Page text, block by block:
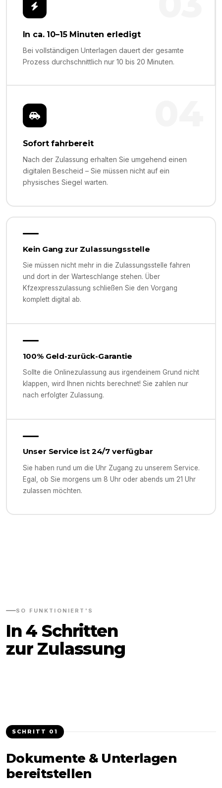
In ca. 10–15 Minuten erledigt
Bei vollständigen Unterlagen dauert der gesamte
Prozess durchschnittlich nur 10 bis 20 Minuten.
Sofort fahrbereit
Nach der Zulassung erhalten Sie umgehend einen
digitalen Bescheid – Sie müssen nicht auf ein
physisches Siegel warten.
Kein Gang zur Zulassungsstelle
Sie müssen nicht mehr in die Zulassungsstelle fahren
und dort in der Warteschlange stehen. Über
Kfzexpresszulassung schließen Sie den Vorgang
komplett digital ab.
100% Geld-zurück-Garantie
Sollte die Onlinezulassung aus irgendeinem Grund nicht
klappen, wird Ihnen nichts berechnet! Sie zahlen nur
nach erfolgter Zulassung.
Unser Service ist 24/7 verfügbar
Sie haben rund um die Uhr Zugang zu unserem Service.
Egal, ob Sie morgens um 8 Uhr oder abends um 21 Uhr
zulassen möchten.
SO FUNKTIONIERT'S
In 4 Schritten
zur Zulassung
SCHRITT 01
Dokumente & Unterlagen
bereitstellen